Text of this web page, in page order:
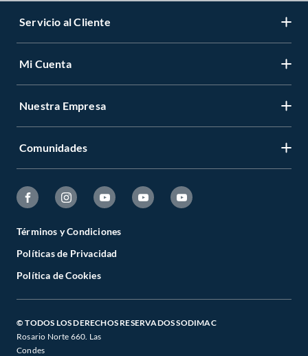
Servicio al Cliente
Mi Cuenta
Nuestra Empresa
Comunidades
Términos y Condiciones
Políticas de Privacidad
Política de Cookies
© TODOS LOS DERECHOS RESERVADOS SODIMAC
Rosario Norte 660. Las
Condes